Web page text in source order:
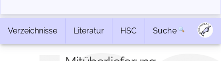
Verzeichnisse Literatur HSC Suche